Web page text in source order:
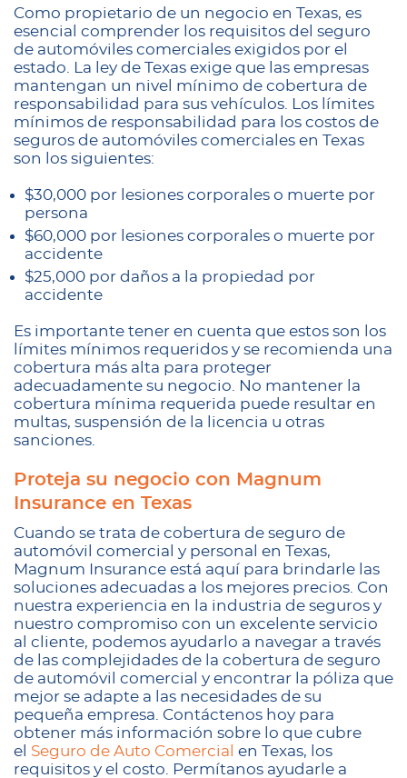
Como propietario de un negocio en Texas, es
esencial comprender los requisitos del seguro
de automóviles comerciales exigidos por el
estado. La ley de Texas exige que las empresas
mantengan un nivel mínimo de cobertura de
responsabilidad para sus vehículos. Los límites
mínimos de responsabilidad para los costos de
seguros de automóviles comerciales en Texas
son los siguientes:
$30,000 por lesiones corporales o muerte por
persona
$60,000 por lesiones corporales o muerte por
accidente
$25,000 por daños a la propiedad por
accidente
Es importante tener en cuenta que estos son los
límites mínimos requeridos y se recomienda una
cobertura más alta para proteger
adecuadamente su negocio. No mantener la
cobertura mínima requerida puede resultar en
multas, suspensión de la licencia u otras
sanciones.
Proteja su negocio con Magnum
Insurance en Texas
Cuando se trata de cobertura de seguro de
automóvil comercial y personal en Texas,
Magnum Insurance está aquí para brindarle las
soluciones adecuadas a los mejores precios. Con
nuestra experiencia en la industria de seguros y
nuestro compromiso con un excelente servicio
al cliente, podemos ayudarlo a navegar a través
de las complejidades de la cobertura de seguro
de automóvil comercial y encontrar la póliza que
mejor se adapte a las necesidades de su
pequeña empresa. Contáctenos hoy para
obtener más información sobre lo que cubre
el Seguro de Auto Comercial en Texas, los
requisitos y el costo. Permítanos ayudarle a